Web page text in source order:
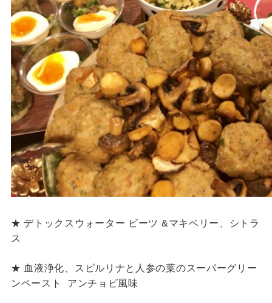
★ デトックスウォーター ビーツ &マキベリー、シトラ
ス
★ 血液浄化、スピルリナと人参の葉のスーパーグリー
ンペースト
アンチョビ風味